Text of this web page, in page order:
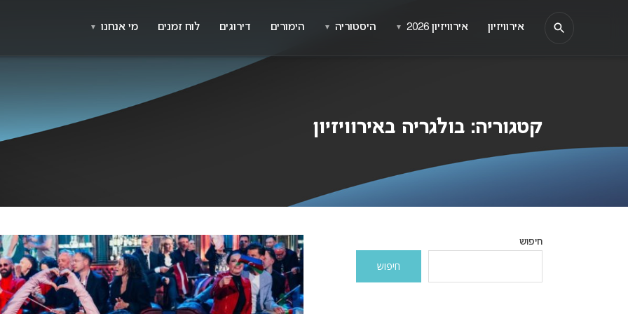
קטגוריה: בולגריה באירוויזיון
חיפוש
חיפוש
אירוויזיון אירוויזיון 2026 ▼ היסטוריה ▼ הימורים דירוגים לוח זמנים מי אנחנו ▼